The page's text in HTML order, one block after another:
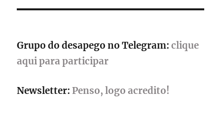
Grupo do desapego no Telegram: clique
aqui para participar
Newsletter: Penso, logo acredito!